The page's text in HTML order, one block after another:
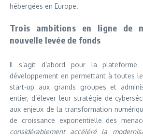
hébergées en Europe.
Trois ambitions en ligne de
nouvelle levée de fonds
Il s’agit d’abord pour la plateforme
développement en permettant à toutes
start-up aux grands groupes et
entier, d’élever leur stratégie de
aux enjeux de la transformation
de croissance exponentielle des
considérablement accéléré la